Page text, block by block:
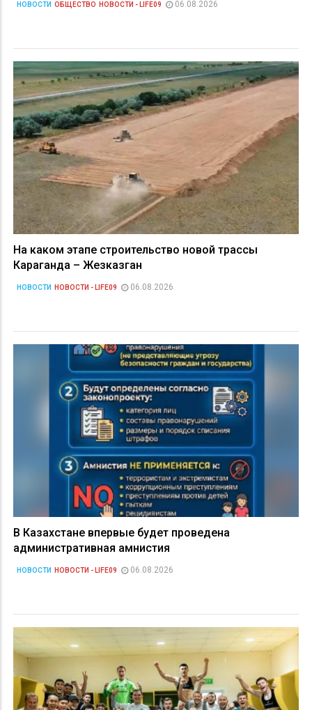
НОВОСТИ ОБЩЕСТВО НОВОСТИ - LIFE09 06.08.2026
На каком этапе строительство новой трассы
Караганда – Жезказган
НОВОСТИ НОВОСТИ - LIFE09 06.08.2026
В Казахстане впервые будет проведена
административная амнистия
НОВОСТИ НОВОСТИ - LIFE09 06.08.2026